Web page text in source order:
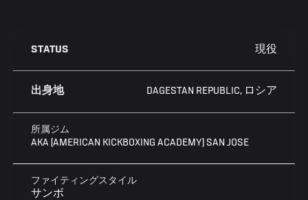
STATUS 現役
出身地 DAGESTAN REPUBLIC, ロシア
所属ジム
AKA (AMERICAN KICKBOXING ACADEMY) SAN JOSE
ファイティングスタイル
サンボ